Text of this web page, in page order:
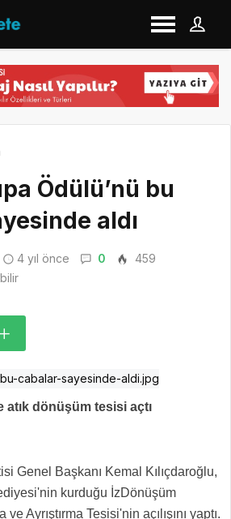
Ödülü’nü bu
aldı
4 yıl önce 0
459
atık dönüşüm tesisi açtı
Genel Başkanı Kemal Kılıçdaroğlu,
kurduğu İzDönüşüm
Ayrıştırma Tesisi'nin açılışını yaptı.